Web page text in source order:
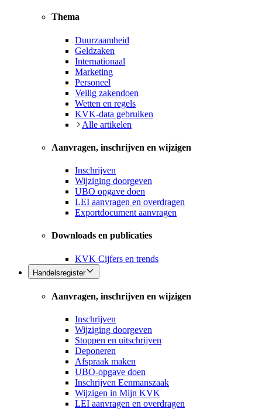
Thema
Duurzaamheid
Geldzaken
Internationaal
Marketing
Personeel
Veilig zakendoen
Wetten en regels
KVK-data gebruiken
Alle artikelen
Aanvragen, inschrijven en wijzigen
Inschrijven
Wijziging doorgeven
UBO opgave doen
LEI aanvragen en overdragen
Exportdocument aanvragen
Downloads en publicaties
KVK Cijfers en trends
Handelsregister
Aanvragen, inschrijven en wijzigen
Inschrijven
Wijziging doorgeven
Stoppen en uitschrijven
Deponeren
Afspraak maken
UBO-opgave doen
Inschrijven Eenmanszaak
Wijzigen in Mijn KVK
LEI aanvragen en overdragen